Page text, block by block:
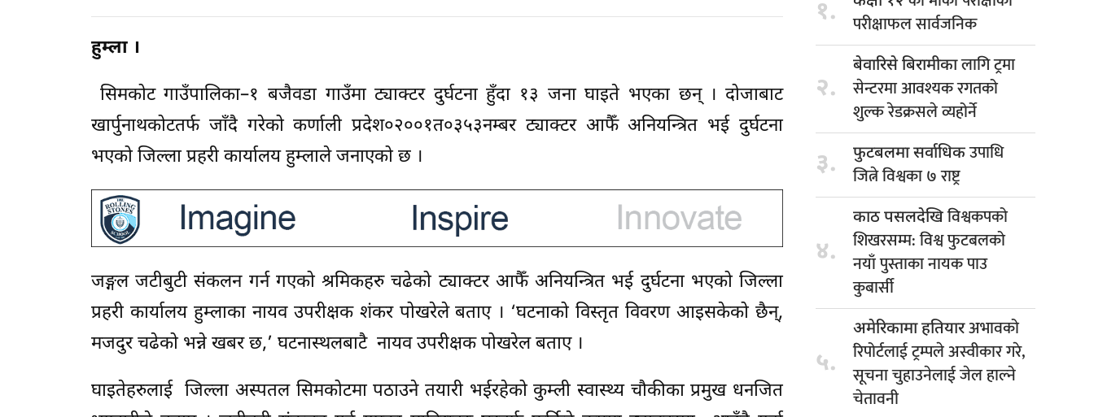
हुम्ला ।
सिमकोट गाउँपालिका–१ बजैवडा गाउँमा ट्याक्टर दुर्घटना हुँदा १३ जना घाइते भएका छन् । दोजाबाट
खार्पुनाथकोटतर्फ जाँदै गरेको कर्णाली प्रदेश०२००१त०३५३नम्बर ट्याक्टर आफैँ अनियन्त्रित भई दुर्घटना
भएको जिल्ला प्रहरी कार्यालय हुम्लाले जनाएको छ ।
जङ्गल जटीबुटी संकलन गर्न गएको श्रमिकहरु चढेको ट्याक्टर आफैँ अनियन्त्रित भई दुर्घटना भएको जिल्ला
प्रहरी कार्यालय हुम्लाका नायव उपरीक्षक शंकर पोखरेले बताए । ‘घटनाको विस्तृत विवरण आइसकेको छैन्,
मजदुर चढेको भन्ने खबर छ,’ घटनास्थलबाटै नायव उपरीक्षक पोखरेल बताए ।
घाइतेहरुलाई जिल्ला अस्पतल सिमकोटमा पठाउने तयारी भईरहेको कुम्ली स्वास्थ्य चौकीका प्रमुख धनजित
१.
परीक्षाफल सार्वजनिक
२.
बेवारिसे बिरामीकालागि ट्रमा
सेन्टरमा आवश्यक रगतको
शुल्क रेडक्रसले व्यहोर्ने
३. फुटबलमा सर्वाधिकउपाधि
जित्ने विश्वका ७ राष्ट्र
४.
काठ पसलदेखिविश्वकपको
शिखरसम्म: विश्व फुटबलको
नयाँ पुस्ताका नायक पाउ
कुबार्सी
५.
अमेरिकामा हतियारअभावको
रिपोर्टलाई ट्रम्पले अस्वीकार गरे,
सूचना चुहाउनेलाई जेल हाल्ने
चेतावनी